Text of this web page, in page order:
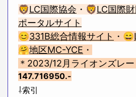
🦁LC国際協会 ・🦁LC国際
ポータルサイト
😊331B総合情報サイト ・😄
🤗地区MC-YCE ・
＊2023/12月ライオンズレー
147.716950.-
⇩索引